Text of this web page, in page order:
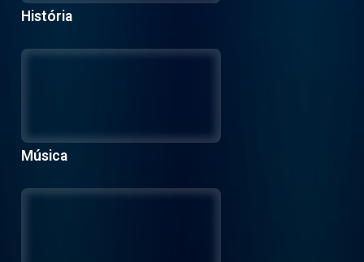
História
Música